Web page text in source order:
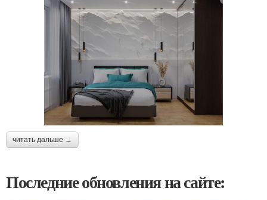
читать дальше →
Последние обновления на сайте: